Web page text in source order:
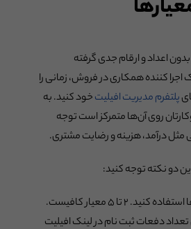
اعداد و ارقام جدی گرفته
کننده همکاری در فروش، زمانی را
پلتفرم مدیریت افیلیتخود کنید. به
روی آن‌ها متمرکز است توجه
مثل درآمد، هزینه و رضایت مشتری.
دو نکته توجه کنید:
· از ترکیبی از معیارها استفاده کنید. ۲ تا ۵ معیار کافیست.
دفعات ثبت نام در لینک افیلیت